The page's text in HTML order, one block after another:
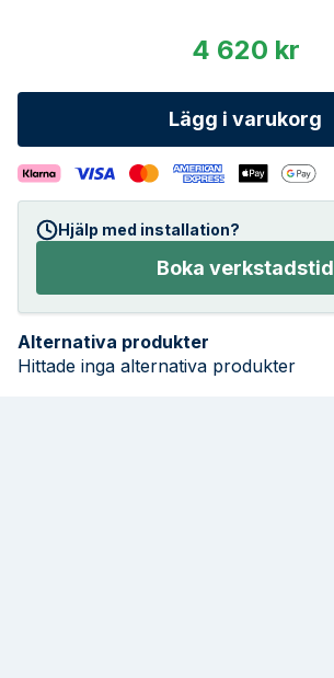
4 620 kr
Lägg i varukorg
Hjälp med installation?
Boka verkstadstid
Alternativa produkter
Hittade inga alternativa produkter